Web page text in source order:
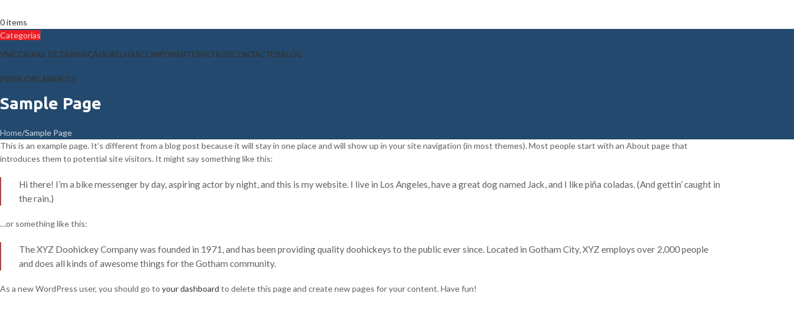
0items
Categorias
VMCCAIXAS DE DERIVAÇÃOGRELHASCOMPONENTESFILTROSCONTACTOSBLOG
PEDIR ORÇAMENTO
Sample Page
Home Sample Page
This is an example page. It’s different from a blog post because it will stay in one place and will show up in your site navigation (in most themes). Most people start with an About page that
introduces them to potential site visitors. It might say something like this:
Hi there! I’m a bike messenger by day, aspiring actor by night, and this is my website. I live in Los Angeles, have a great dog named Jack, and I like piña coladas. (And gettin’ caught in
the rain.)
…or something like this:
The XYZ Doohickey Company was founded in 1971, and has been providing quality doohickeys to the public ever since. Located in Gotham City, XYZ employs over 2,000 people
and does all kinds of awesome things for the Gotham community.
As a new WordPress user, you should go to your dashboard to delete this page and create new pages for your content. Have fun!